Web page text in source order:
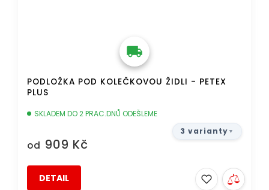
PODLOŽKA POD KOLEČKOVOU ŽIDLI - PETEX
PLUS
SKLADEM DO 2 PRAC.DNŮ ODEŠLEME
od 909 Kč
DETAIL
3 varianty